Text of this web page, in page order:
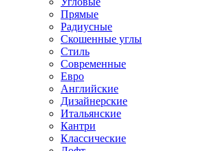
Прямые
Радиусные
Скошенные углы
Стиль
Современные
Евро
Английские
Дизайнерские
Итальянские
Кантри
Классические